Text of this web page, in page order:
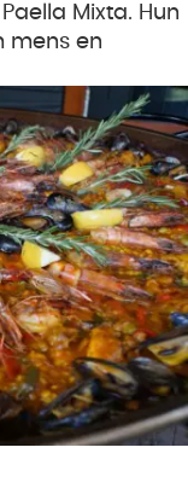
Mixta. Hun
mens en